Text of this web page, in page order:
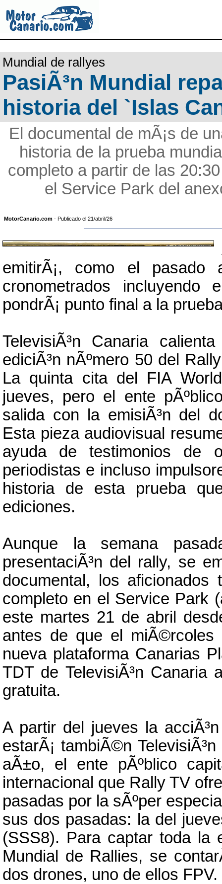
Mundial de rallyes
PasiÃ³n Mundial
historia del `Islas
El documental de mÃ¡s de
historia de la prueba
completo a partir de las
el Service Park del
MotorCanario.com - Publicado el 21/abril/26
emitirÃ¡, como el
cronometrados
pondrÃ¡ punto final a la
TelevisiÃ³n Canaria
ediciÃ³n nÃºmero 50 del
La quinta cita del FIA
jueves, pero el ente
salida con la emisiÃ³n del
Esta pieza audiovisual
ayuda de testimonios de
periodistas e incluso
historia de esta prueba
ediciones.
Aunque la semana
presentaciÃ³n del rally, se
documental, los aficionados
completo en el Service Park
este martes 21 de abril
antes de que el
nueva plataforma Canarias
TDT de TelevisiÃ³n Canaria
gratuita.
A partir del jueves la
estarÃ¡ tambiÃ©n
aÃ±o, el ente pÃºblico
internacional que Rally TV
pasadas por la sÃºper
sus dos pasadas: la del
(SSS8). Para captar toda la
Mundial de Rallies, se
dos drones, uno de ellos FPV.